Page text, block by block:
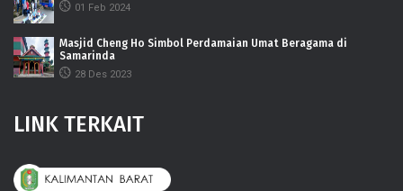
01 Feb 2024
Masjid Cheng Ho Simbol Perdamaian Umat Beragama di
Samarinda
28 Des 2023
LINK TERKAIT